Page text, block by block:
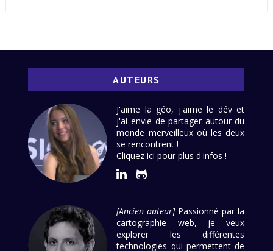
AUTEURS
J'aime la géo, j'aime le dév et
j'ai envie de partager autour du
monde merveilleux où les deux
se rencontrent !
Cliquez ici pour plus d'infos !
[Ancien auteur]Passionné par la
cartographie web, je veux
explorer les différentes
technologies qui permettent de